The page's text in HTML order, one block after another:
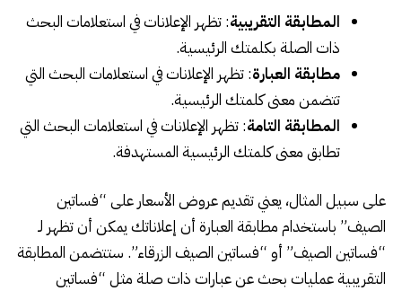
المطابقة التقريبية: تظهر الإعلانات في استعلامات البحث
ذات الصلة بكلمتك الرئيسية.
مطابقة العبارة: تظهر الإعلانات في استعلامات البحث التي
تتضمن معنى كلمتك الرئيسية.
المطابقة التامة: تظهر الإعلانات في استعلامات البحث التي
تطابق معنى كلمتك الرئيسية المستهدفة.
على سبيل المثال، يعني تقديم عروض الأسعار على “فساتين
الصيف” باستخدام مطابقة العبارة أن إعلاناتك يمكن أن تظهر لـ
“فساتين الصيف” أو “فساتين الصيف الزرقاء”. ستتضمن المطابقة
التقريبية عمليات بحث عن عبارات ذات صلة مثل “فساتين